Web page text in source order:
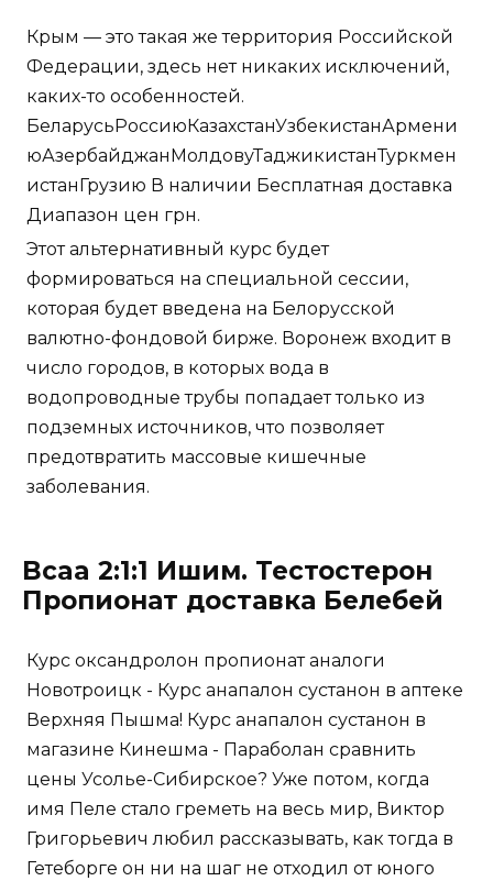
Крым — это такая же территория Российской
Федерации, здесь нет никаких исключений,
каких-то особенностей.
БеларусьРоссиюКазахстанУзбекистанАрмени
юАзербайджанМолдовуТаджикистанТуркмен
истанГрузию В наличии Бесплатная доставка
Диапазон цен грн.
Этот альтернативный курс будет
формироваться на специальной сессии,
которая будет введена на Белорусской
валютно-фондовой бирже. Воронеж входит в
число городов, в которых вода в
водопроводные трубы попадает только из
подземных источников, что позволяет
предотвратить массовые кишечные
заболевания.
Bcaa 2:1:1 Ишим. Тестостерон
Пропионат доставка Белебей
Курс оксандролон пропионат аналоги
Новотроицк - Курс анапалон сустанон в аптеке
Верхняя Пышма! Курс анапалон сустанон в
магазине Кинешма - Параболан сравнить
цены Усолье-Сибирское? Уже потом, когда
имя Пеле стало греметь на весь мир, Виктор
Григорьевич любил рассказывать, как тогда в
Гетеборге он ни на шаг не отходил от юного